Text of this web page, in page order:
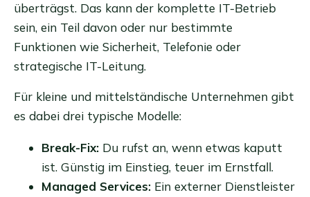
überträgst. Das kann der komplette IT-Betrieb
sein, ein Teil davon oder nur bestimmte
Funktionen wie Sicherheit, Telefonie oder
strategische IT-Leitung.
Für kleine und mittelständische Unternehmen gibt
es dabei drei typische Modelle:
Break-Fix: Du rufst an, wenn etwas kaputt
ist. Günstig im Einstieg, teuer im Ernstfall.
Managed Services: Ein externer Dienstleister